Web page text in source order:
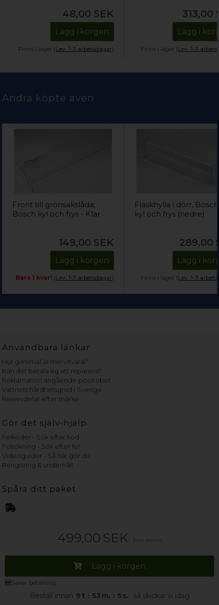
499,00 SEK (inkl. moms)
Lägg i korgen
Säker betalning
Beställ innan 9 t : 53 m. : 4 s. så skickar vi idag
48,00 SEK
Lägg i korgen
Finns i lager (Lev. 1-3 arbetsdagar)
313,00
Lägg i
Finns i lager (Lev. 1-3
Andra köpte även
Front till grönsakslåda,
Bosch kyl och frys - Klar
149,00 SEK
Lägg i korgen
Bara 1 kvar! (Lev. 1-3 arbetsdagar)
Flaskhylla i dörr, Bosch
kyl och frys (nedre)
289,00
Lägg i
Finns i lager (Lev. 1-3
Användbara länkar
Hur gammal är min vitvara?
Kan det betala sig att reparera?
Reklamation angående poolrobot
Vattnets hårdhetsgrad i Sverige
Reservdelar efter märke
Gör det själv-hjälp
Felkoder - Sök efter kod
Felsökning - Sök efter fel
Videoguider - Så här gör du
Rengöring & underhåll
Spåra ditt paket